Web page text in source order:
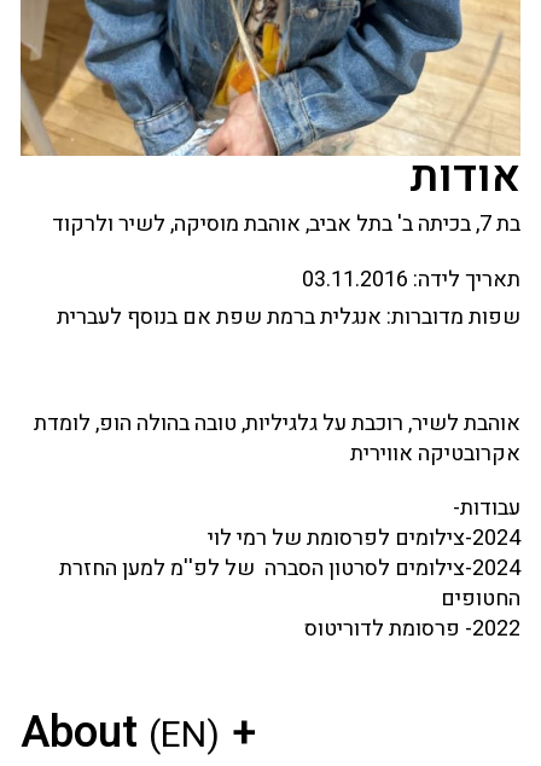
אודות
בת 7, בכיתה ב' בתל אביב, אוהבת מוסיקה, לשיר ולרקוד
תאריך לידה:
שפות מדוברות: אנגלית ברמת שפת אם בנוסף לעברית
אוהבת לשיר, רוכבת על גלגיליות, טובה בהולה הופ, לומדת
אקרובטיקה אווירית
עבודות-
2024-צילומים לפרסומת של רמי לוי
2024-צילומים לסרטון הסברה של לפ''מ למען החזרת
החטופים
2022- פרסומת לדוריטוס
About (EN)